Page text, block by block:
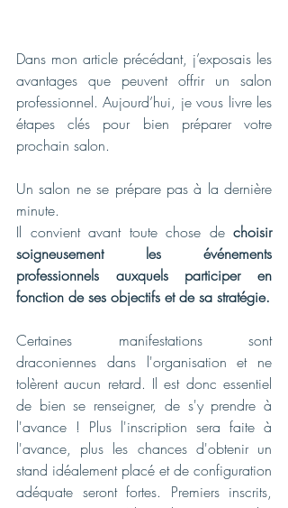
Dans mon article précédant, j’exposais les
avantages que peuvent offrir un salon
professionnel. Aujourd’hui, je vous livre les
étapes clés pour bien préparer votre
prochain salon.
Un salon ne se prépare pas à la dernière
minute.
Il convient avant toute chose de choisir
soigneusement les événements
professionnels auxquels participer en
Certaines manifestations sont
draconiennes dans l'organisation et ne
tolèrent aucun retard. Il est donc essentiel
de bien se renseigner, de s'y prendre à
l'avance ! Plus l'inscription sera faite à
l'avance, plus les chances d'obtenir un
stand idéalement placé et de configuration
adéquate seront fortes. Premiers inscrits,